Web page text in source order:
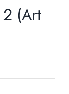
2 (Art